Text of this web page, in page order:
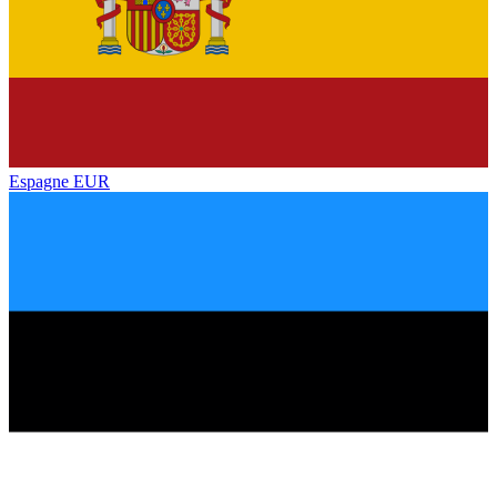
Espagne EUR